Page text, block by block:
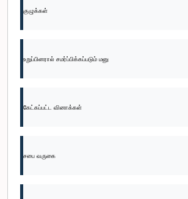
குழுக்கள்
உறுப்பினரால் சமர்ப்பிக்கப்படும் மனு
கேட்கப்பட்ட வினாக்கள்
சபை வருகை